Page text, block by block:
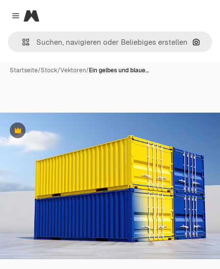
Close menu
Magnific
Nach
Startseite/Stock/Vektoren/Ein gelbes und blaue…
Premium